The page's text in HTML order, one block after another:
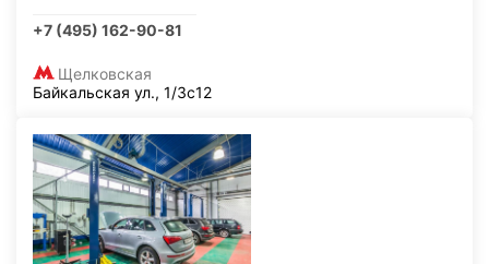
+7 (495) 162-90-81
Щелковская
Байкальская ул., 1/3с12